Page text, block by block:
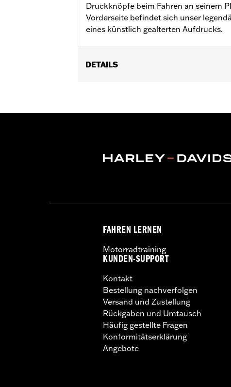
Druckknöpfe beim Fahren an seinem
Vorderseite befindet sich unser
eines künstlich gealterten Aufdrucks.
DETAILS
GARANTIE:2 Jahre beschränkte
FAHREN LERNEN
Motorradtraining
KUNDEN-SUPPORT
Kontakt
Bestellung nachverfolgen
Versand und Zustellung
Rückgaben und Umtausch
Häufig gestellte Fragen
Konformitätserklärung
Angebote